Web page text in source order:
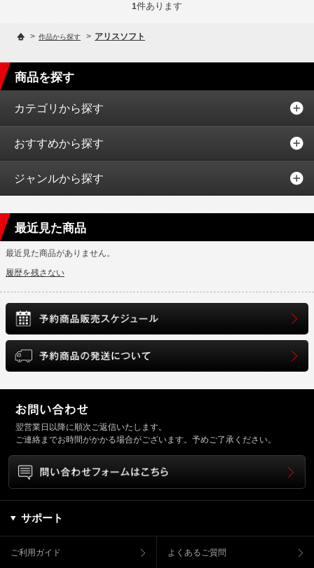
1件あります
> 作品から探す > アリスソフト
商品を探す
カテゴリから探す
おすすめから探す
ジャンルから探す
最近見た商品
最近見た商品がありません。
履歴を残さない
翌営業日以降に順次ご返信いたします。
ご連絡までお時間がかかる場合がございます。予めご了承ください。
サポート
ご利用ガイド よくあるご質問